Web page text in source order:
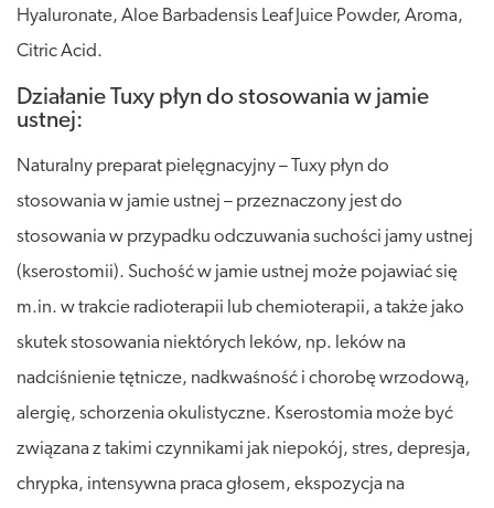
Hyaluronate, Aloe Barbadensis Leaf Juice Powder, Aroma,
Citric Acid.
Działanie Tuxy płyn do stosowania w jamie
ustnej:
Naturalny preparat pielęgnacyjny – Tuxy płyn do
stosowania w jamie ustnej – przeznaczony jest do
stosowania w przypadku odczuwania suchości jamy ustnej
(kserostomii). Suchość w jamie ustnej może pojawiać się
m.in. w trakcie radioterapii lub chemioterapii, a także jako
skutek stosowania niektórych leków, np. leków na
nadciśnienie tętnicze, nadkwaśność i chorobę wrzodową,
alergię, schorzenia okulistyczne. Kserostomia może być
związana z takimi czynnikami jak niepokój, stres, depresja,
chrypka, intensywna praca głosem, ekspozycja na